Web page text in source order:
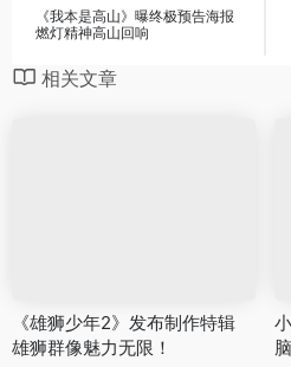
《我本是高山》曝终极预告海报
燃灯精神高山回响
相关文章
《雄狮少年2》发布制作特辑
雄狮群像魅力无限！